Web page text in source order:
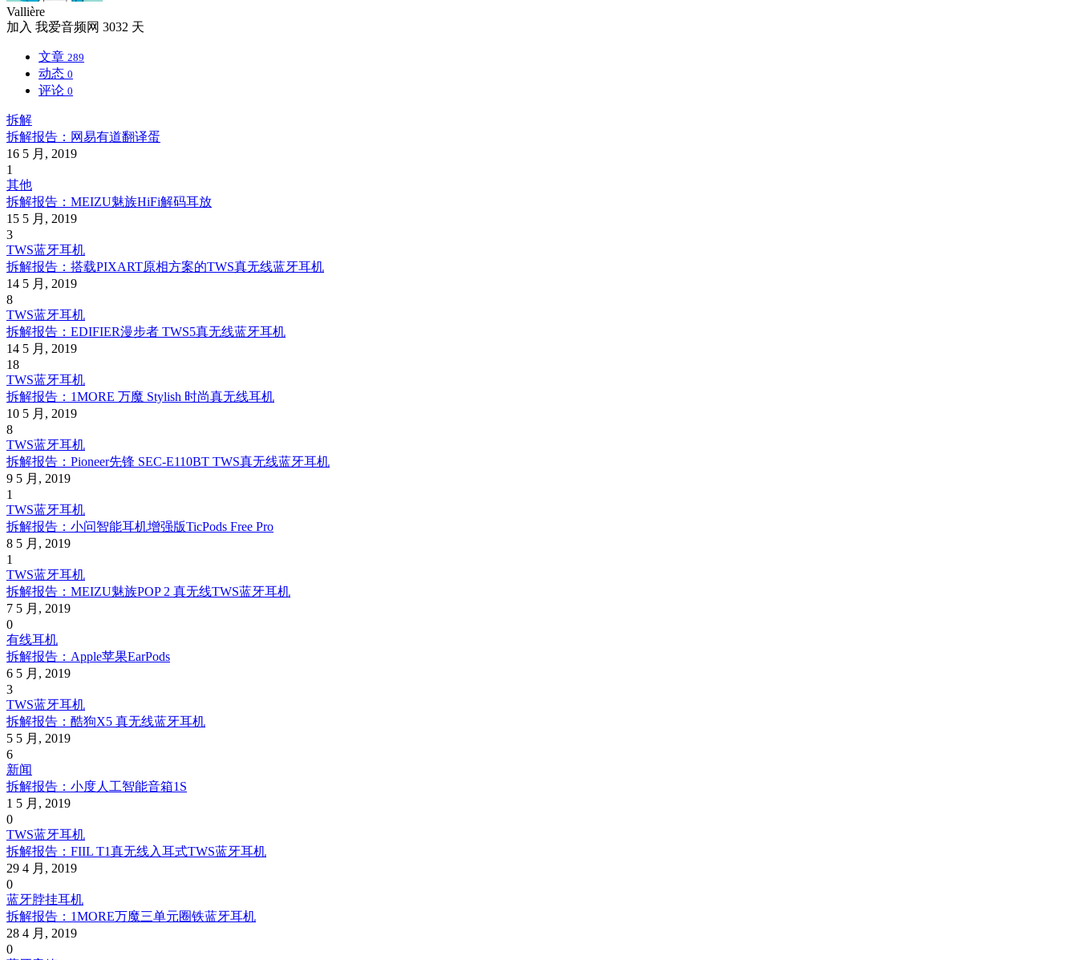
Vallière
加入 我爱音频网 3032 天
文章 289
动态 0
评论 0
拆解
拆解报告：网易有道翻译蛋
16 5 月, 2019
1
其他
拆解报告：MEIZU魅族HiFi解码耳放
15 5 月, 2019
3
TWS蓝牙耳机
拆解报告：搭载PIXART原相方案的TWS真无线蓝牙耳机
14 5 月, 2019
8
TWS蓝牙耳机
拆解报告：EDIFIER漫步者 TWS5真无线蓝牙耳机
14 5 月, 2019
18
TWS蓝牙耳机
拆解报告：1MORE 万魔 Stylish 时尚真无线耳机
10 5 月, 2019
8
TWS蓝牙耳机
拆解报告：Pioneer先锋 SEC-E110BT TWS真无线蓝牙耳机
9 5 月, 2019
1
TWS蓝牙耳机
拆解报告：小问智能耳机增强版TicPods Free Pro
8 5 月, 2019
1
TWS蓝牙耳机
拆解报告：MEIZU魅族POP 2 真无线TWS蓝牙耳机
7 5 月, 2019
0
有线耳机
拆解报告：Apple苹果EarPods
6 5 月, 2019
3
TWS蓝牙耳机
拆解报告：酷狗X5 真无线蓝牙耳机
5 5 月, 2019
6
新闻
拆解报告：小度人工智能音箱1S
1 5 月, 2019
0
TWS蓝牙耳机
拆解报告：FIIL T1真无线入耳式TWS蓝牙耳机
29 4 月, 2019
0
蓝牙脖挂耳机
拆解报告：1MORE万魔三单元圈铁蓝牙耳机
28 4 月, 2019
0